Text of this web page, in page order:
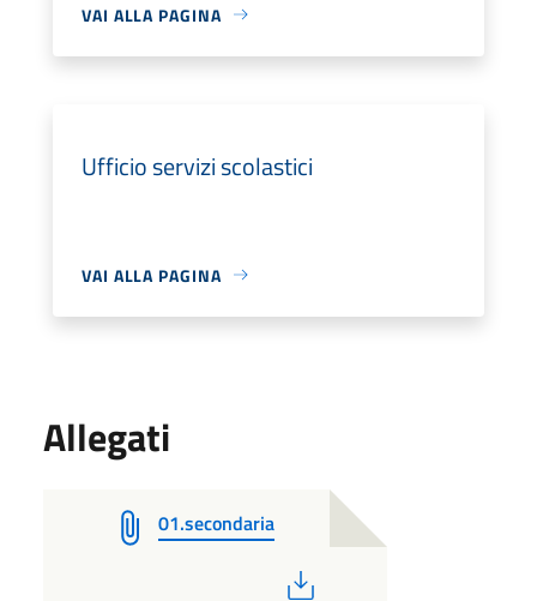
VAI ALLA PAGINA
Ufficio servizi scolastici
VAI ALLA PAGINA
Allegati
01.secondaria